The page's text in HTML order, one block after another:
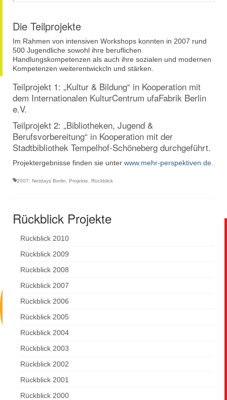
Die Teilprojekte
Im Rahmen von intensiven Workshops konnten in 2007 rund
500 Jugendliche sowohl ihre beruflichen
Handlungskompetenzen als auch ihre sozialen und modernen
Kompetenzen weiterentwickcln und stärken.
Teilprojekt 1: „Kultur & Bildung“ in Kooperation mit
dem Internationalen KulturCentrum ufaFabrik Berlin
e.V.
Teilprojekt 2: „Bibliotheken, Jugend &
Berufsvorbereitung“ in Kooperation mit der
Stadtbibliothek Tempelhof-Schöneberg durchgeführt.
Projektergebnisse finden sie unter www.mehr-perspektiven.de
2007 Netdays Berlin Projekte Rückblick
Rückblick Projekte
Rückblick 2010
Rückblick 2009
Rückblick 2008
Rückblick 2007
Rückblick 2006
Rückblick 2005
Rückblick 2004
Rückblick 2003
Rückblick 2002
Rückblick 2001
Rückblick 2000